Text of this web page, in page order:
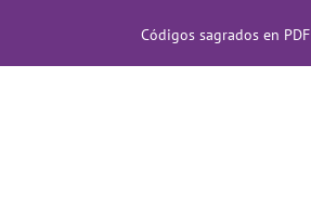
Códigos sagrados en PDF